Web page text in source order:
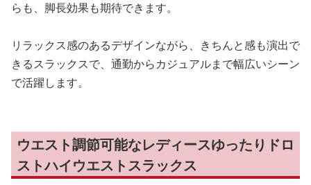
らも、脚長効果も期待できます。
リラックス感のあるデザインながら、きちんと感も演出で
きるスラックスで、通勤からカジュアルまで幅広いシーン
で活躍します。
ウエスト調節可能なレディースゆったりドロ
ストハイウエストスラックス